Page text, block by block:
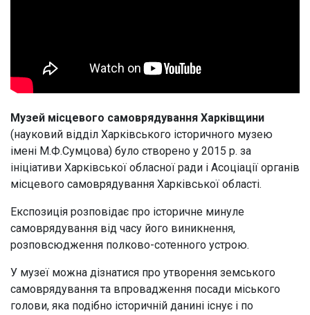
Музей місцевого самоврядування Харківщини
(науковий відділ Харківського історичного музею
імені М.Ф.Сумцова) було створено у 2015 р. за
ініціативи Харківської обласної ради і Асоціації органів
місцевого самоврядування Харківської області.
Експозиція розповідає про історичне минуле
самоврядування від часу його виникнення,
розповсюдження полково-сотенного устрою.
У музеї можна дізнатися про утворення земського
самоврядування та впровадження посади міського
голови, яка подібно історичній данині існує і по